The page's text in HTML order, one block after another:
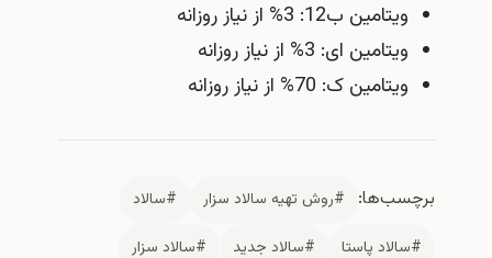
ویتامین ب12: 3% از نیاز روزانه
ویتامین ای: 3% از نیاز روزانه
ویتامین ک: 70% از نیاز روزانه
برچسب‌ها: #روش تهيه سالاد سزار
#سالاد
#سالاد پاستا
#سالاد جديد
#سالاد سزار